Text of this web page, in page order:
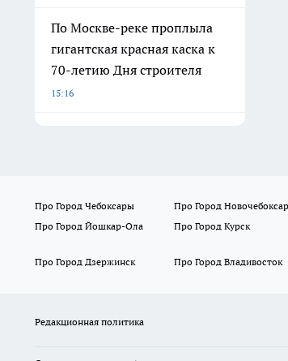
По Москве-реке проплыла
гигантская красная каска к
70-летию Дня строителя
15:16
Про Город Чебоксары Про Город
Про Город Йошкар-Ола
Про Город Курск
Про Город Дзержинск
Про Город Владивосток
Редакционная политика